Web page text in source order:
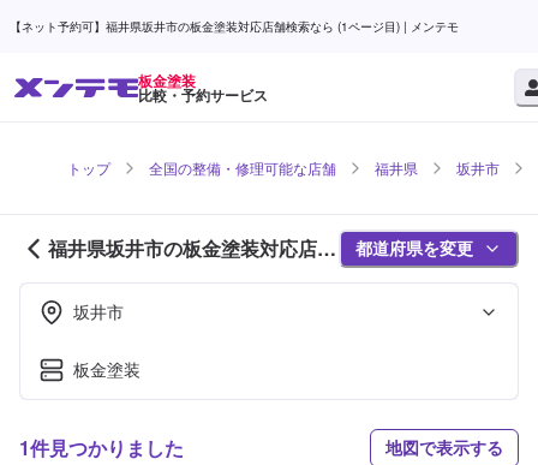
【ネット予約可】福井県坂井市の板金塗装対応店舗検索なら (1ページ目) | メンテモ
板金塗装
比較・予約サービス
トップ 全国の整備・修理可能な店舗 福井県 坂井市
福井県坂井市の板金塗装対応店舗
紹介 (1ページ目)
都道府県を変更
坂井市
板金塗装
1件見つかりました 地図で表示する